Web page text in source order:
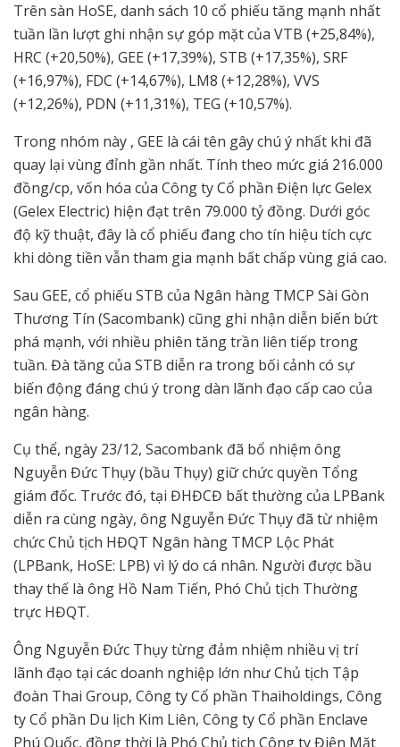
Trên sàn HoSE, danh sách 10 cổ phiếu tăng mạnh nhất
tuần lần lượt ghi nhận sự góp mặt của VTB (+25,84%),
HRC (+20,50%), GEE (+17,39%), STB (+17,35%), SRF
(+16,97%), FDC (+14,67%), LM8 (+12,28%), VVS
(+12,26%), PDN (+11,31%), TEG (+10,57%).
Trong nhóm này , GEE là cái tên gây chú ý nhất khi đã
quay lại vùng đỉnh gần nhất. Tính theo mức giá 216.000
đồng/cp, vốn hóa của Công ty Cổ phần Điện lực Gelex
(Gelex Electric) hiện đạt trên 79.000 tỷ đồng. Dưới góc
độ kỹ thuật, đây là cổ phiếu đang cho tín hiệu tích cực
khi dòng tiền vẫn tham gia mạnh bất chấp vùng giá cao.
Sau GEE, cổ phiếu STB của Ngân hàng TMCP Sài Gòn
Thương Tín (Sacombank) cũng ghi nhận diễn biến bứt
phá mạnh, với nhiều phiên tăng trần liên tiếp trong
tuần. Đà tăng của STB diễn ra trong bối cảnh có sự
biến động đáng chú ý trong dàn lãnh đạo cấp cao của
ngân hàng.
Cụ thể, ngày 23/12, Sacombank đã bổ nhiệm ông
Nguyễn Đức Thụy (bầu Thụy) giữ chức quyền Tổng
giám đốc. Trước đó, tại ĐHĐCĐ bất thường của LPBank
diễn ra cùng ngày, ông Nguyễn Đức Thụy đã từ nhiệm
chức Chủ tịch HĐQT Ngân hàng TMCP Lộc Phát
(LPBank, HoSE: LPB) vì lý do cá nhân. Người được bầu
thay thế là ông Hồ Nam Tiến, Phó Chủ tịch Thường
trực HĐQT.
Ông Nguyễn Đức Thụy từng đảm nhiệm nhiều vị trí
lãnh đạo tại các doanh nghiệp lớn như Chủ tịch Tập
đoàn Thai Group, Công ty Cổ phần Thaiholdings, Công
ty Cổ phần Du lịch Kim Liên, Công ty Cổ phần Enclave
Phú Quốc, đồng thời là Phó Chủ tịch Công ty Điện Mặt